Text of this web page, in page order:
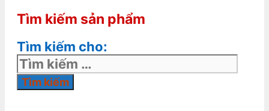
Tìm kiếm sản phẩm
Tìm kiếm cho: